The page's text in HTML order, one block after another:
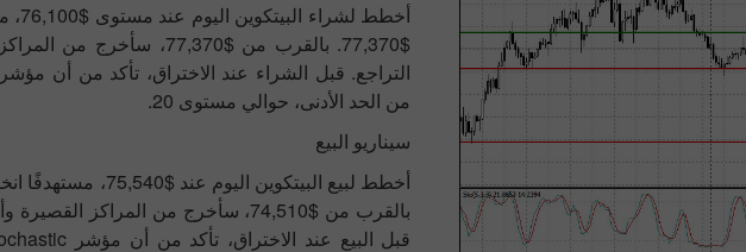
أخطط
$77,370. بالقرب من $77,370،
من الحد الأدنى، حوالي مستوى 20.
سيناريو البيع
بالقرب من $74,510، سأخرج من المراكز